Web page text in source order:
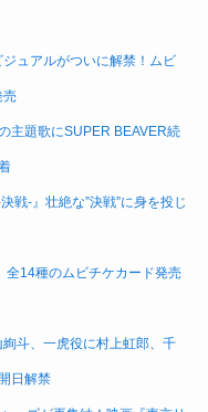
ュアルがついに解禁！ムビ
売
主題歌にSUPER BEAVER続
戦-』壮絶な”決戦”に身を投じ
全14種のムビチケカード発売
斗、一虎役に村上虹郎、千
日解禁